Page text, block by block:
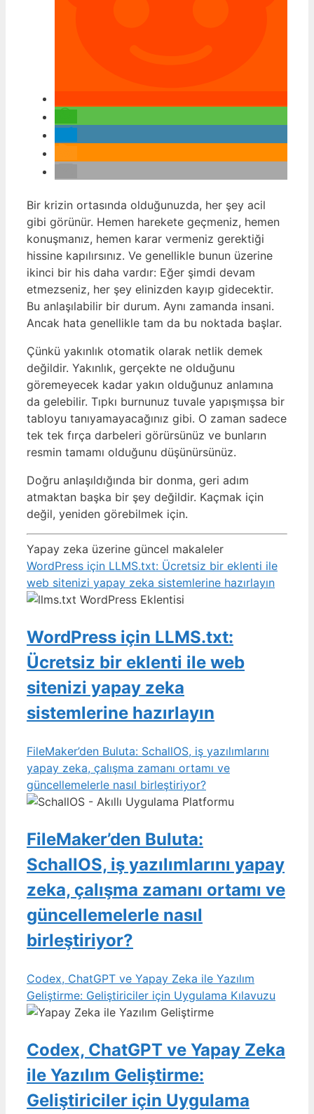
Bir krizin ortasında olduğunuzda, her şey acil
gibi görünür. Hemen harekete geçmeniz, hemen
konuşmanız, hemen karar vermeniz gerektiği
hissine kapılırsınız. Ve genellikle bunun üzerine
ikinci bir his daha vardır: Eğer şimdi devam
etmezseniz, her şey elinizden kayıp gidecektir.
Bu anlaşılabilir bir durum. Aynı zamanda insani.
Ancak hata genellikle tam da bu noktada başlar.
Çünkü yakınlık otomatik olarak netlik demek
değildir. Yakınlık, gerçekte ne olduğunu
göremeyecek kadar yakın olduğunuz anlamına
da gelebilir. Tıpkı burnunuz tuvale yapışmışsa bir
tabloyu tanıyamayacağınız gibi. O zaman sadece
tek tek fırça darbeleri görürsünüz ve bunların
resmin tamamı olduğunu düşünürsünüz.
Doğru anlaşıldığında bir donma, geri adım
atmaktan başka bir şey değildir. Kaçmak için
değil, yeniden görebilmek için.
Yapay zeka üzerine güncel makaleler
WordPress için LLMS.txt: Ücretsiz bir eklenti ile
web sitenizi yapay zeka sistemlerine hazırlayın
WordPress için LLMS.txt:
Ücretsiz bir eklenti ile web
sitenizi yapay zeka
sistemlerine hazırlayın
FileMaker’den Buluta: SchallOS, iş yazılımlarını
yapay zeka, çalışma zamanı ortamı ve
güncellemelerle nasıl birleştiriyor?
FileMaker’den Buluta:
SchallOS, iş yazılımlarını yapay
zeka, çalışma zamanı ortamı ve
güncellemelerle nasıl
birleştiriyor?
Codex, ChatGPT ve Yapay Zeka ile Yazılım
Geliştirme: Geliştiriciler için Uygulama Kılavuzu
Codex, ChatGPT ve Yapay Zeka
ile Yazılım Geliştirme:
Geliştiriciler için Uygulama